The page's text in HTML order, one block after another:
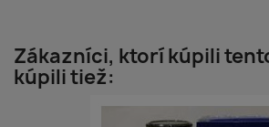
Zákazníci, ktorí kúpili
kúpili tiež: